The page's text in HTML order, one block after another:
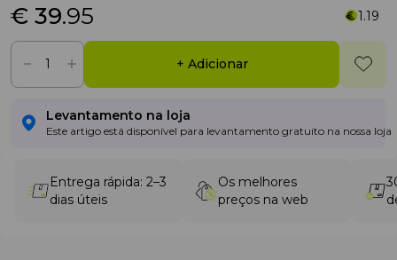
€ 39.95 1.19
+ Adicionar
Levantamento na loja
Este artigo está disponível para levantamento gratuito na nossa loja
Entrega rápida: 2–3
dias úteis
Os melhores
preços na web